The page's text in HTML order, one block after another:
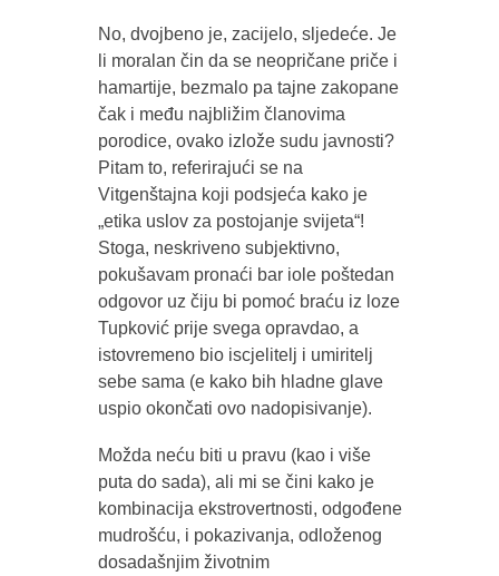
No, dvojbeno je, zacijelo, sljedeće. Je
li moralan čin da se neopričane priče i
hamartije, bezmalo pa tajne zakopane
čak i među najbližim članovima
porodice, ovako izlože sudu javnosti?
Pitam to, referirajući se na
Vitgenštajna koji podsjeća kako je
„etika uslov za postojanje svijeta“!
Stoga, neskriveno subjektivno,
pokušavam pronaći bar iole poštedan
odgovor uz čiju bi pomoć braću iz loze
Tupković prije svega opravdao, a
istovremeno bio iscjelitelj i umiritelj
sebe sama (e kako bih hladne glave
uspio okončati ovo nadopisivanje).
Možda neću biti u pravu (kao i više
puta do sada), ali mi se čini kako je
kombinacija ekstrovertnosti, odgođene
mudrošću, i pokazivanja, odloženog
dosadašnjim životnim